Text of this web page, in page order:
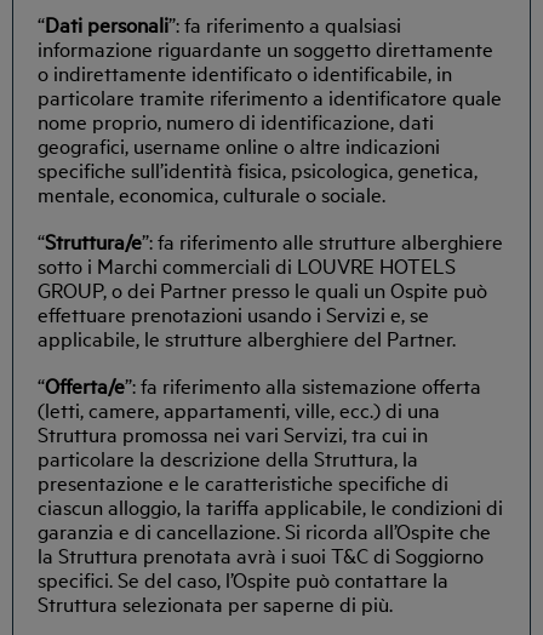
“Dati personali”: fa riferimento a qualsiasi
informazione riguardante un soggetto direttamente
o indirettamente identificato o identificabile, in
particolare tramite riferimento a identificatore quale
nome proprio, numero di identificazione, dati
geografici, username online o altre indicazioni
specifiche sull’identità fisica, psicologica, genetica,
mentale, economica, culturale o sociale.
“Struttura/e”: fa riferimento alle strutture alberghiere
sotto i Marchi commerciali di LOUVRE HOTELS
GROUP, o dei Partner presso le quali un Ospite può
effettuare prenotazioni usando i Servizi e, se
applicabile, le strutture alberghiere del Partner.
“Offerta/e”: fa riferimento alla sistemazione offerta
(letti, camere, appartamenti, ville, ecc.) di una
Struttura promossa nei vari Servizi, tra cui in
particolare la descrizione della Struttura, la
presentazione e le caratteristiche specifiche di
ciascun alloggio, la tariffa applicabile, le condizioni di
garanzia e di cancellazione. Si ricorda all’Ospite che
la Struttura prenotata avrà i suoi T&C di Soggiorno
specifici. Se del caso, l’Ospite può contattare la
Struttura selezionata per saperne di più.